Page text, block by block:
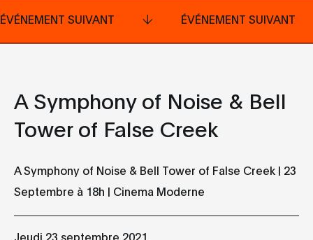
ÉVÉNEMENT SUIVANT ÉVÉNEMENT SUIVANT
A Symphony of Noise & Bell
Tower of False Creek
A Symphony of Noise & Bell Tower of False Creek | 23
Septembre à 18h | Cinema Moderne
Jeudi 23 septembre 2021